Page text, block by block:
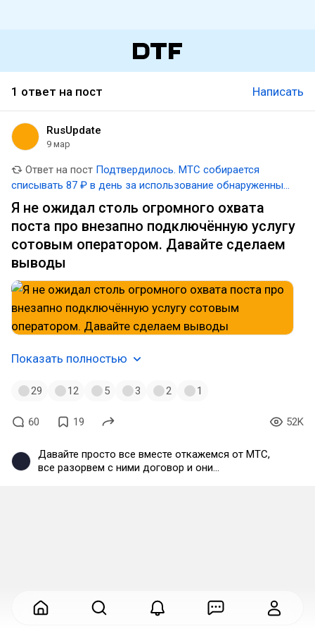
1 ответ на пост Написать
RusUpdate
9 мар
Ответ на пост Подтвердилось. МТС собирается
списывать 87 ₽ в день за использование обнаруженных
VPN. Готовьтесь
Я не ожидал столь огромного охвата
поста про внезапно подключённую услугу
сотовым оператором. Давайте сделаем
выводы
Показать полностью
29 12 5 3 2 1
60 19 52K
Давайте просто все вместе откажемся от МТС,
все разорвем с ними договор и они